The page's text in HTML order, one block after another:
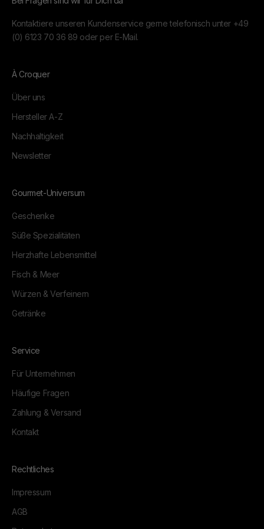
Kontaktiere unseren Kundenservice gerne telefonisch unter +49
(0) 6123 70 36 89 oder per E-Mail.
À Croquer
Über uns
Hersteller A-Z
Nachhaltigkeit
Newsletter
Gourmet-Universum
Geschenke
Süße Spezialitäten
Herzhafte Lebensmittel
Fisch & Meer
Würzen & Verfeinern
Getränke
Service
Für Unternehmen
Häufige Fragen
Zahlung & Versand
Kontakt
Rechtliches
Impressum
AGB